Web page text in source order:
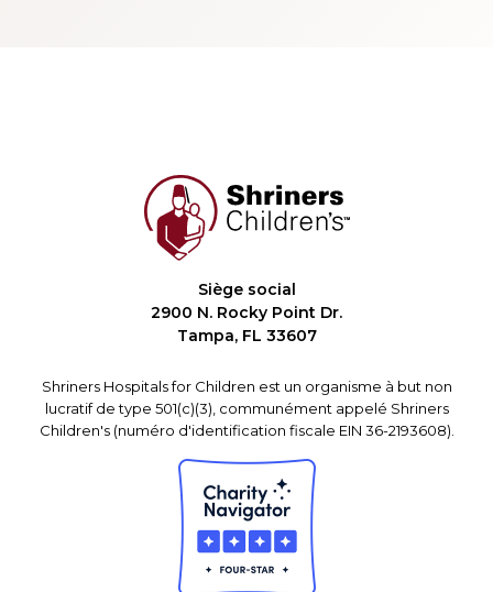
Siège social
2900 N. Rocky Point Dr.
Tampa, FL 33607
Shriners Hospitals for Children est un organisme à but non
lucratif de type 501(c)(3), communément appelé Shriners
Children's (numéro d'identification fiscale EIN 36-2193608).